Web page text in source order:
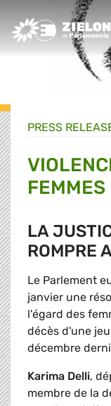
Greens/EFA Home
PRESS
FEMMES
LA
ROMPRE
Le Parlement
janvier une
l'égard des
décès d'une
décembre
Karima Delli,
membre de la